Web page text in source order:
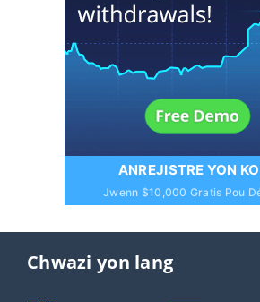
ANREJISTRE YON
Jwenn $10,000 Gratis Pou
Chwazi yon lang